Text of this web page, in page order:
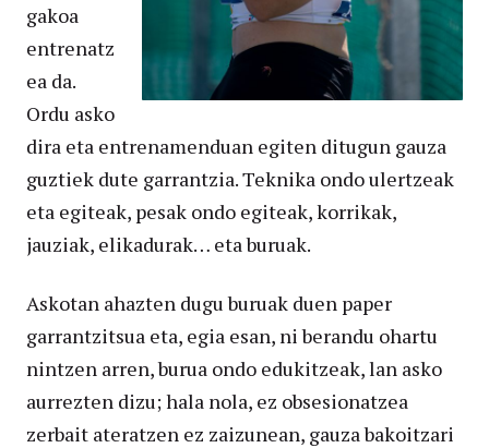
gakoa
entrenatz
ea da.
Ordu asko
dira eta entrenamenduan egiten ditugun gauza
guztiek dute garrantzia. Teknika ondo ulertzeak
eta egiteak, pesak ondo egiteak, korrikak,
jauziak, elikadurak… eta buruak.
Askotan ahazten dugu buruak duen paper
garrantzitsua eta, egia esan, ni berandu ohartu
nintzen arren, burua ondo edukitzeak, lan asko
aurrezten dizu; hala nola, ez obsesionatzea
zerbait ateratzen ez zaizunean, gauza bakoitzari